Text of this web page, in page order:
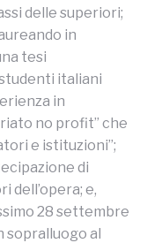
delle superiori;
in
tesi
italiani
in
no profit” che
e istituzioni”;
di
e,
28 settembre
sopralluogo al